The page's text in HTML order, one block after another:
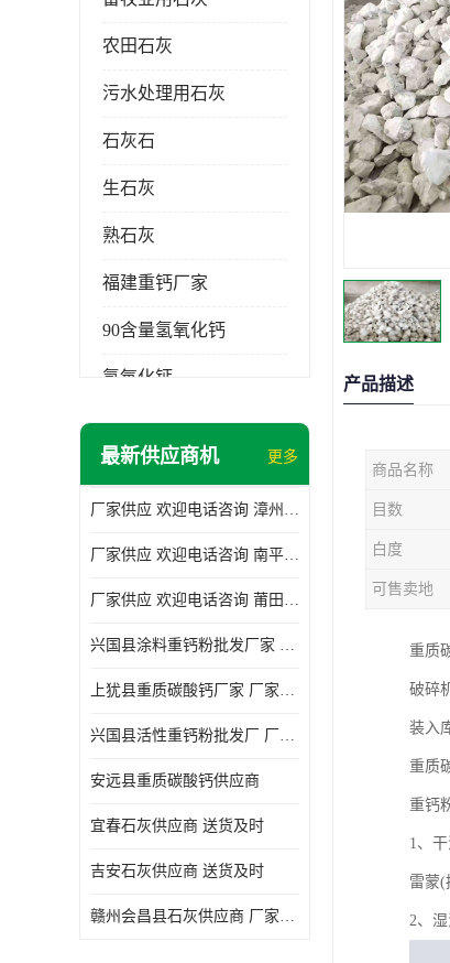
农田石灰
污水处理用石灰
石灰石
生石灰
熟石灰
福建重钙厂家
90含量氢氧化钙
氢氧化钙
氧化钙
最新供应商机 更多
厂家供应 欢迎电话咨询 漳州活性重钙粉
厂家供应 欢迎电话咨询 南平活性重钙粉批发厂
厂家供应 欢迎电话咨询 莆田高白度重钙粉厂家
兴国县涂料重钙粉批发厂家 厂家供应 欢迎电话咨询
上犹县重质碳酸钙厂家 厂家供应 欢迎电话咨询
兴国县活性重钙粉批发厂 厂家供应 欢迎电话咨询
安远县重质碳酸钙供应商
宜春石灰供应商 送货及时
吉安石灰供应商 送货及时
赣州会昌县石灰供应商 厂家供应
产品描述
商品名称
目数
白度
可售卖地
重质
破碎
装入
重质
重钙
1、
雷蒙(
2、